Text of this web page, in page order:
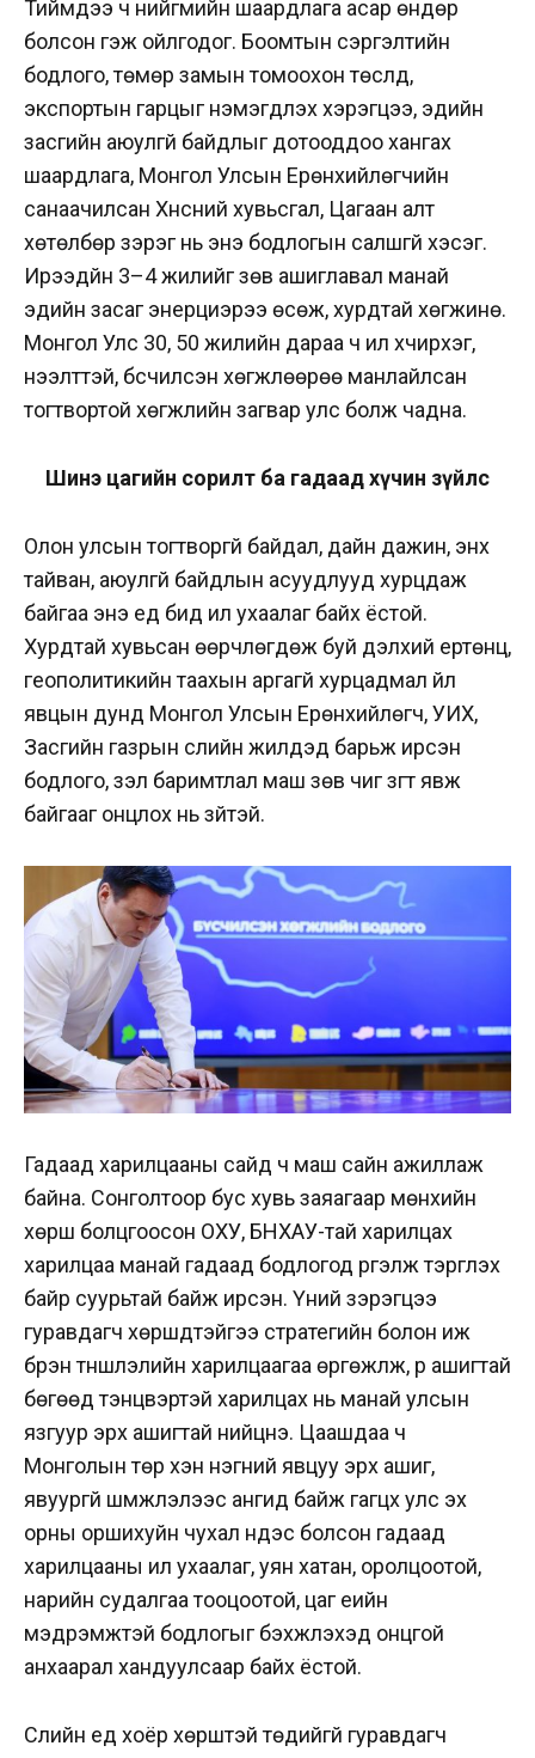
Тиймдээ ч нийгмийн шаардлага асар өндөр
болсон гэж ойлгодог. Боомтын сэргэлтийн
бодлого, төмөр замын томоохон төслүүд,
экспортын гарцыг нэмэгдүүлэх хэрэгцээ, эдийн
засгийн аюулгүй байдлыг дотооддоо хангах
шаардлага, Монгол Улсын Ерөнхийлөгчийн
санаачилсан Хүнсний хувьсгал, Цагаан алт
хөтөлбөр зэрэг нь энэ бодлогын салшгүй хэсэг.
Ирээдүйн 3–4 жилийг зөв ашиглавал манай
эдийн засаг энерциэрээ өсөж, хурдтай хөгжинө.
Монгол Улс 30, 50 жилийн дараа ч илүү хүчирхэг,
нээлттэй, бүсчилсэн хөгжлөөрөө манлайлсан
тогтвортой хөгжлийн загвар улс болж чадна.
Шинэ цагийн сорилт ба гадаад хүчин зүйлс
Олон улсын тогтворгүй байдал, дайн дажин, энх
тайван, аюулгүй байдлын асуудлууд хурцдаж
байгаа энэ үед бид илүү ухаалаг байх ёстой.
Хурдтай хувьсан өөрчлөгдөж буй дэлхий ертөнц,
геополитикийн таахын аргагүй хурцадмал үйл
явцын дунд Монгол Улсын Ерөнхийлөгч, УИХ,
Засгийн газрын сүүлийн жилүүдэд барьж ирсэн
бодлого, үзэл баримтлал маш зөв чиг зүгт явж
байгааг онцлох нь зүйтэй.
Гадаад харилцааны сайд ч маш сайн ажиллаж
байна. Сонголтоор бус хувь заяагаар мөнхийн
хөрш болцгоосон ОХУ, БНХАУ-тай харилцах
харилцаа манай гадаад бодлогод үргэлж тэргүүлэх
байр суурьтай байж ирсэн. Үүний зэрэгцээ
гуравдагч хөршүүдтэйгээ стратегийн болон иж
бүрэн түншлэлийн харилцаагаа өргөжүүлж, үр ашигтай
бөгөөд тэнцвэртэй харилцах нь манай улсын
язгуур эрх ашигтай нийцнэ. Цаашдаа ч
Монголын төр хэн нэгний явцуу эрх ашиг,
явуургүй шүүмжлэлээс ангид байж гагцхүү улс эх
орны оршихуйн чухал үндэс болсон гадаад
харилцааны илүү ухаалаг, уян хатан, оролцоотой,
нарийн судалгаа тооцоотой, цаг үеийн
мэдрэмжтэй бодлогыг бэхжүүлэхэд онцгой
анхаарал хандуулсаар байх ёстой.
Сүүлийн үед хоёр хөрштэй төдийгүй гуравдагч